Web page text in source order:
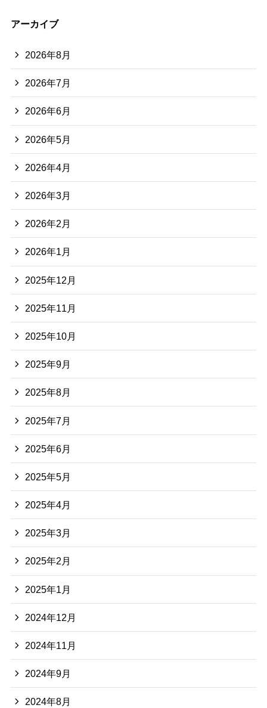
アーカイブ
2026年8月
2026年7月
2026年6月
2026年5月
2026年4月
2026年3月
2026年2月
2026年1月
2025年12月
2025年11月
2025年10月
2025年9月
2025年8月
2025年7月
2025年6月
2025年5月
2025年4月
2025年3月
2025年2月
2025年1月
2024年12月
2024年11月
2024年9月
2024年8月